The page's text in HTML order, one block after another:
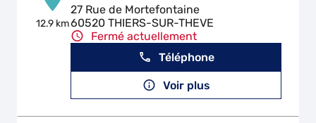
12.9 km
27 Rue de Mortefontaine
60520 THIERS-SUR-THEVE
Fermé actuellement
Téléphone
Voir plus